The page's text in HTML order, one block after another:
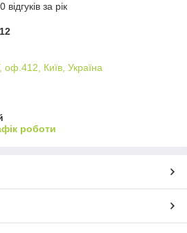
за рік
оф.412, Київ, Україна
роботи